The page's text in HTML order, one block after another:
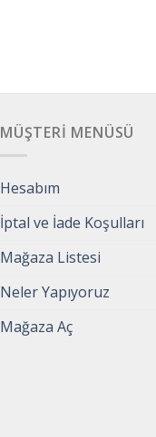
MÜŞTERI MENÜSÜ
Hesabım
İptal ve İade Koşulları
Mağaza Listesi
Neler Yapıyoruz
Mağaza Aç